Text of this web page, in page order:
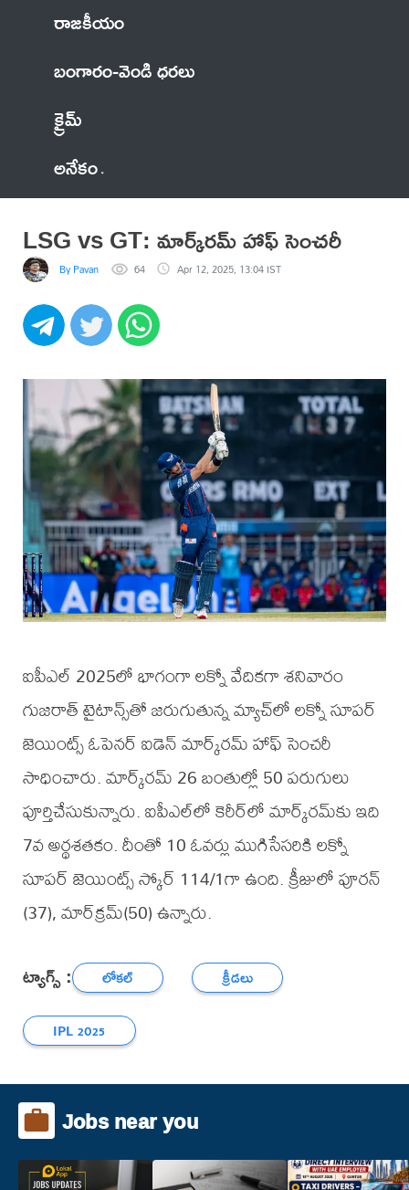
రాజకీయం
బంగారం-వెండి ధరలు
క్రైమ్
అనేకం
LSG vs GT: మార్క్‌రమ్ హాఫ్ సెంచరీ
By Pavan 64 Apr 12, 2025, 13:04 IST
ఐపీఎల్ 2025లో భాగంగా లక్నో వేదికగా శనివారం
గుజరాత్ టైటాన్స్‌తో జరుగుతున్న మ్యాచ్‌లో లక్నో సూపర్
జెయింట్స్‌‌ ఓపెనర్ ఐడెన్ మార్క్‌రమ్ హాఫ్ సెంచరీ
సాధించారు. మార్క్‌రమ్ 26 బంతుల్లో 50 పరుగులు
పూర్తిచేసుకున్నారు. ఐపీఎల్‌లో కెరీర్‌లో మార్క్‌రమ్‌కు ఇది
7వ అర్థశతకం. దీంతో 10 ఓవర్లు ముగిసేసరికి లక్నో
సూపర్ జెయింట్స్‌‌ స్కోర్ 114/1గా ఉంది. క్రీజులో పూరన్
(37), మార్‌క్రమ్‌(50) ఉన్నారు.
ట్యాగ్స్ : లోకల్
క్రీడలు
IPL 2025
Jobs near you